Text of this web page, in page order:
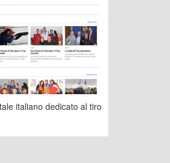
italiano dedicato al tiro